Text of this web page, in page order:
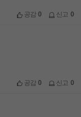
공감0 신고 0
공감0 신고 0